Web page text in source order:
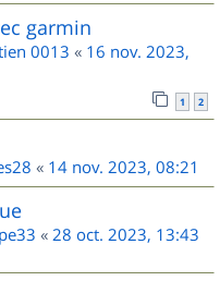
garmin
0013 « 16 nov. 2023,
1 2
« 14 nov. 2023, 08:21
« 28 oct. 2023, 13:43